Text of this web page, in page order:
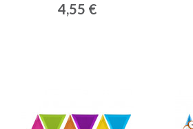
4,55 €